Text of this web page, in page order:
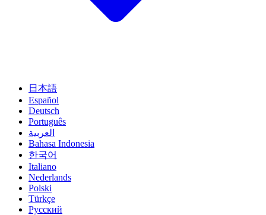
日本語
Español
Deutsch
Português
العربية
Bahasa Indonesia
한국어
Italiano
Nederlands
Polski
Türkçe
Русский